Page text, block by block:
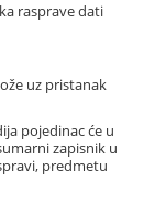
rasprave dati
uz pristanak
pojedinac će u
zapisnik u
predmetu